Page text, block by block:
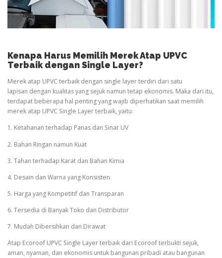
Kenapa Harus Memilih Merek Atap UPVC
Terbaik dengan Single Layer?
Merek atap UPVC terbaik dengan single layer terdiri dari satu
lapisan dengan kualitas yang sejuk namun tetap ekonomis. Maka dari itu,
terdapat beberapa hal penting yang wajib diperhatikan saat memilih
merek atap UPVC Single Layer terbaik, yaitu:
1. Ketahanan terhadap Panas dan Sinar UV
2. Bahan Ringan namun Kuat
3. Tahan terhadap Karat dan Bahan Kimia
4. Desain dan Warna yang Konsisten
5. Harga yang Kompetitif dan Transparan
6. Tersedia di Banyak Toko dan Distributor
7. Mudah Dibersihkan dan Dirawat
Atap Ecoroof UPVC Single Layer terbaik dari Ecoroof terbukti sejuk,
aman, nyaman, dan ekonomis untuk bangunan pribadi atau bangunan